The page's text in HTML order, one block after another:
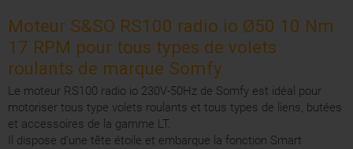
Moteur S&SO RS100 radio io Ø50 10 Nm
17 RPM pour tous types de volets
roulants de marque Somfy
Le moteur RS100 radio io 230V-50Hz de Somfy est idéal pour
motoriser tous type volets roulants et tous types de liens, butées
et accessoires de la gamme LT.
Il dispose d'une tête étoile et embarque la fonction Smart